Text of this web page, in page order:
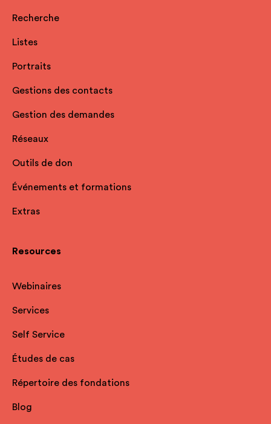
Recherche
Listes
Portraits
Gestions des contacts
Gestion des demandes
Réseaux
Outils de don
Événements et formations
Extras
Resources
Webinaires
Services
Self Service
Études de cas
Répertoire des fondations
Blog